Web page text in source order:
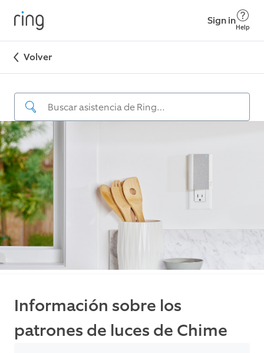
Sign in
Help
Volver
Información sobre los
patrones de luces de Chime